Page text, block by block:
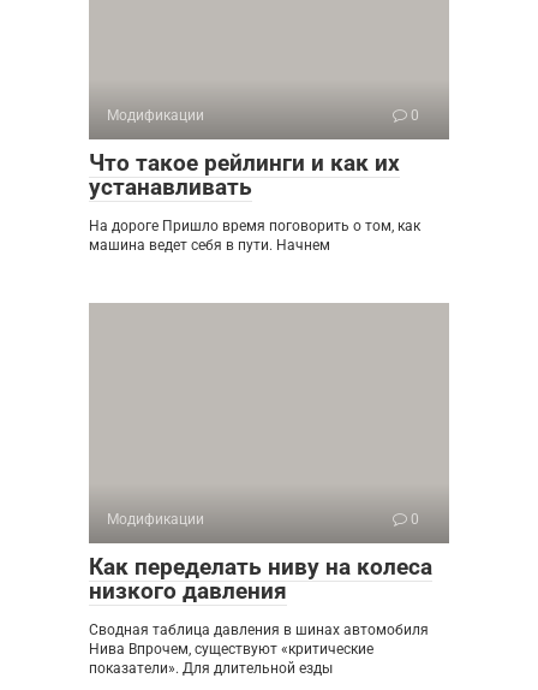
Модификации 0
Что такое рейлинги и как их
устанавливать
На дороге Пришло время поговорить о том, как
машина ведет себя в пути. Начнем
Модификации 0
Как переделать ниву на колеса
низкого давления
Сводная таблица давления в шинах автомобиля
Нива Впрочем, существуют «критические
показатели». Для длительной езды